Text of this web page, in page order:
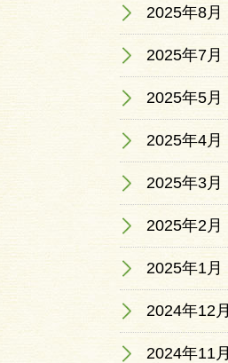
2025年8月
2025年7月
2025年5月
2025年4月
2025年3月
2025年2月
2025年1月
2024年12月
2024年11月